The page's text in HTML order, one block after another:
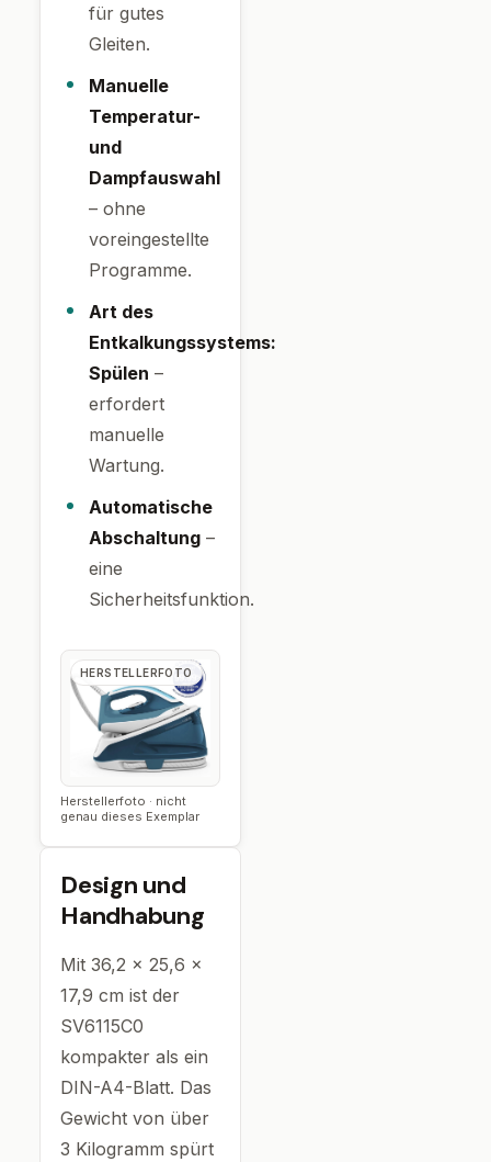
für gutes
Gleiten.
Manuelle
Temperatur-
und
Dampfauswahl
– ohne
voreingestellte
Programme.
Art des
Entkalkungssystems:
Spülen –
erfordert
manuelle
Wartung.
Automatische
Abschaltung –
eine
Sicherheitsfunktion.
HERSTELLERFOTO
Herstellerfoto · nicht
genau dieses Exemplar
Design und
Handhabung
Mit 36,2 x 25,6 x
17,9 cm ist der
SV6115C0
kompakter als ein
DIN-A4-Blatt. Das
Gewicht von über
3 Kilogramm spürt